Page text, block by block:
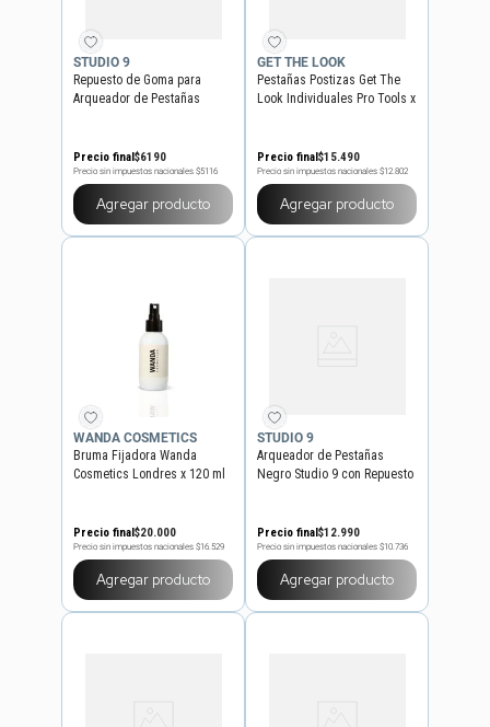
STUDIO 9
Repuesto de Goma para
Arqueador de Pestañas
Precio final$6190
Precio sin impuestos nacionales $5116
Agregar producto
GET THE LOOK
Pestañas Postizas Get The
Look Individuales Pro Tools x
Precio final$15.490
Precio sin impuestos nacionales $12.802
Agregar producto
WANDA COSMETICS
Bruma Fijadora Wanda
Cosmetics Londres x 120 ml
Precio final$20.000
Precio sin impuestos nacionales $16.529
Agregar producto
STUDIO 9
Arqueador de Pestañas
Negro Studio 9 con Repuesto
Precio final$12.990
Precio sin impuestos nacionales $10.736
Agregar producto